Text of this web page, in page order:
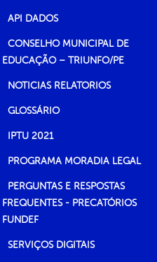
API DADOS
CONSELHO MUNICIPAL DE
EDUCAÇÃO – TRIUNFO/PE
NOTICIAS RELATORIOS
GLOSSÁRIO
IPTU 2021
PROGRAMA MORADIA LEGAL
PERGUNTAS E RESPOSTAS
FREQUENTES - PRECATÓRIOS
FUNDEF
SERVIÇOS DIGITAIS